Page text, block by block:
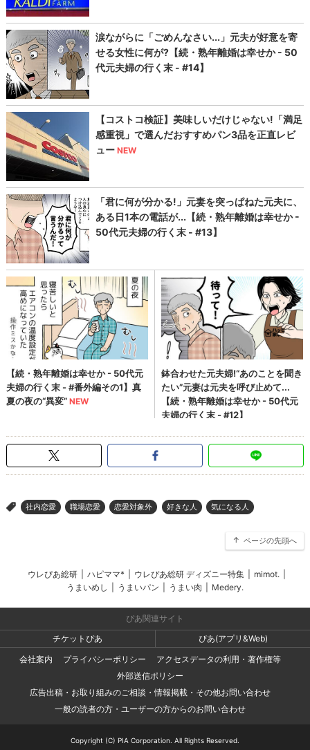
> 社内恋愛 職場恋愛 恋愛対象外 好きな人 気になる人
ページの先頭へ
ウレぴあ総研 ハピママ* ウレぴあ総研 ディズニー特集 mimot.
うまいめし
うまいパン うまい肉 Medery.
ぴあ関連サイト
チケットぴあ
ぴあ(アプリ&Web)
会社案内
プライバシーポリシー
アクセスデータの利用・著作権等
外部送信ポリシー
広告出稿・お取り組みのご相談・情報掲載・その他お問い合わせ
一般の読者の方・ユーザーの方からのお問い合わせ
Copyright (C) PIA Corporation. All Rights Reserved.